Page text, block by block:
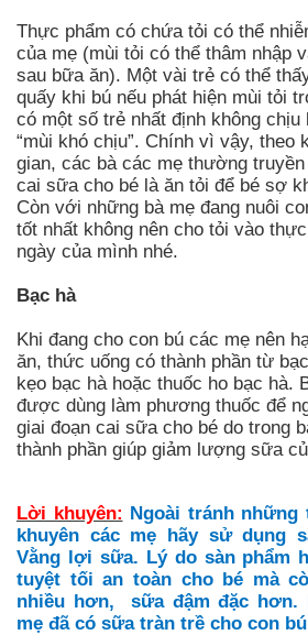
Thực phẩm có chứa tỏi có thể
của mẹ (mùi tỏi có thể thâm nhập
sau bữa ăn). Một vài trẻ có thể
quấy khi bú nếu phát hiện mùi tỏi
có một số trẻ nhất định không
“mùi khó chịu”. Chính vì vậy, theo
gian, các bà các mẹ thường
cai sữa cho bé là ăn tỏi để bé sợ
Còn với những bà mẹ đang nuôi
tốt nhất không nên cho tỏi vào
ngày của mình nhé.
Bạc hà
Khi đang cho con bú các mẹ nên
ăn, thức uống có thành phần từ
kẹo bạc hà hoặc thuốc ho bạc hà.
được dùng làm phương thuốc để
giai đoạn cai sữa cho bé do trong
thành phần giúp giảm lượng sữa
Lời khuyên: Ngoài tránh những
khuyên các mẹ hãy sử dụng
Vằng lợi sữa. Lý do sàn phẩm
tuyệt tối an toàn cho bé mà
nhiều hơn, sữa đậm đặc hơn.
mẹ đã có sữa tràn trề cho con